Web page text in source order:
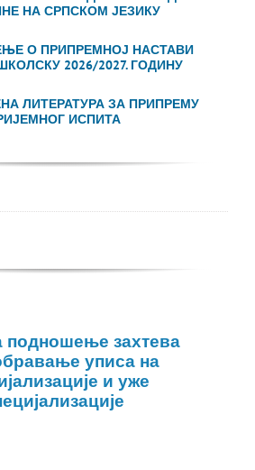
НА СРПСКОМ ЈЕЗИКУ
О ПРИПРЕМНОЈ НАСТАВИ
2026/2027. ГОДИНУ
ЛИТЕРАТУРА ЗА ПРИПРЕМУ
ИСПИТА
подношење захтева
уписа на
и уже